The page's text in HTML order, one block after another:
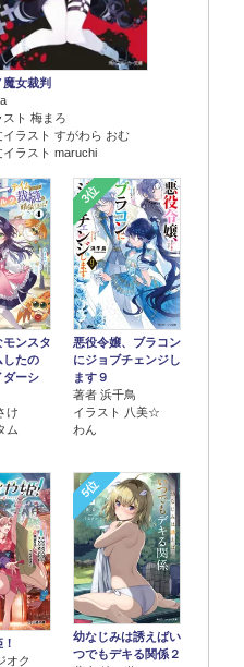
女裁判
スト 梅まろ
イラスト すがわら おむ
イラスト maruchi
ンスタ
したの
ダーシ
け
ム
3位
悪役令嬢、ブラコン
にジョブチェンジし
ます９
著者 浜千鳥
イラスト 八美☆
わん
オク
5位
幼なじみは誘えばい
つでもデキる関係２